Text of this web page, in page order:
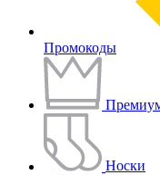
Промокоды
Носки